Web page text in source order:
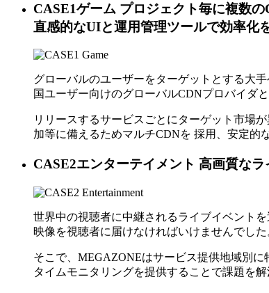
CASE1ゲーム プロジェクト毎に複数
直感的なUIと運用管理ツールで効率化
グローバルのユーザーをターゲットとする大
国ユーザー向けのグローバルCDNプロバイダ
リリースするサービスごとにターゲット市場
加等に備えるためマルチCDNを 採用、安定的
CASE2エンターテイメント 高画質なラ
世界中の視聴者に中継されるライブイベント
映像を視聴者に届けなければいけませんでし
そこで、MEGAZONEはサービス提供地域別
タイムモニタリングを提供することで課題を